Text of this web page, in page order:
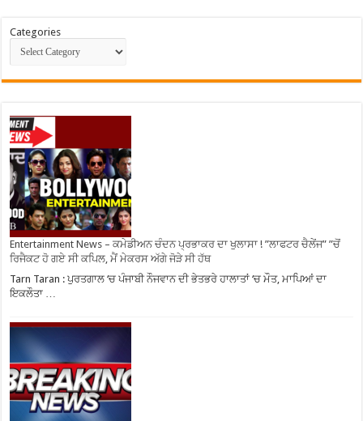
Categories
Entertainment News – ਕਮੇਡੀਅਨ ਚੰਦਨ ਪ੍ਰਭਾਕਰ ਦਾ ਖੁਲਾਸਾ ! ”ਲਾਫਟਰ ਚੈਲੇਂਜ” ”ਚੋਂ
ਰਿਜੈਕਟ ਹੋ ਗਏ ਸੀ ਕਪਿਲ, ਮੈਂ ਮੇਕਰਸ ਅੱਗੇ ਜੋੜੇ ਸੀ ਹੱਥ
Tarn Taran : ਪੁਰਤਗਾਲ ‘ਚ ਪੰਜਾਬੀ ਨੌਜਵਾਨ ਦੀ ਭੇਤਭਰੇ ਹਾਲਾਤਾਂ ‘ਚ ਮੌਤ, ਮਾਪਿਆਂ ਦਾ
ਇਕਲੌਤਾ …